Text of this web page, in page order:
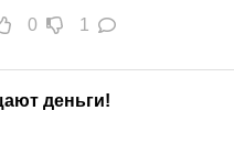
0 1
деньги!